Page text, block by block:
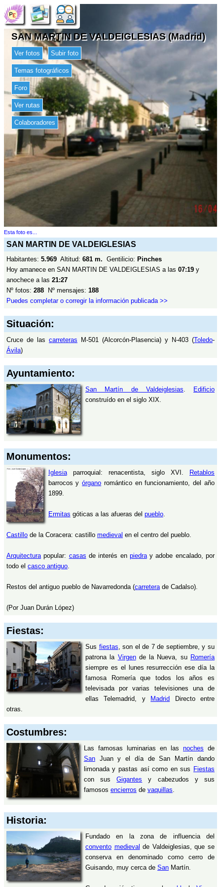
SAN MARTIN DE VALDEIGLESIAS (Madrid)
Ver fotos Subir foto
Temas fotográficos
Foro
Ver rutas
Colaboradores
Esta foto es...
SAN MARTIN DE VALDEIGLESIAS
Habitantes: 5.969 Altitud: 681 m. Gentilicio: Pinches
Hoy amanece en SAN MARTIN DE VALDEIGLESIAS a las 07:19 y
anochece a las 21:27
Nº fotos: 288 Nº mensajes: 188
Puedes completar o corregir la información publicada >>
Situación:
Cruce de las carreteras M-501 (Alcorcón-Plasencia) y N-403 (Toledo-
Ávila)
Ayuntamiento:
San Martín de Valdeiglesias.
Edificio
construído en el siglo XIX.
Monumentos:
Iglesiaparroquial: renacentista, siglo XVI.
Retablos
barrocos yórgano romántico en funcionamiento, del año
1899.
Ermitas góticas a las afueras del pueblo.
Castillo de la Coracera: castillo medieval en el centro del pueblo.
Arquitecturapopular: casas de interés en piedray adobe encalado, por
todo el casco antiguo.
Restos del antiguo pueblo de Navarredonda (carreterade Cadalso).
(Por Juan Durán López)
Fiestas:
Sus fiestas, son el de 7 de septiembre, y su
patrona la Virgende la Nueva, su Romería
siempre es el lunes resurrección ese día la
famosa Romería que todos los años es
televisada por varias televisiones una de
ellas Telemadrid, y
Madrid Directo entre
otras.
Costumbres:
Las famosas luminarias en las noches de
SanJuan y el día de San Martín dando
limonada y pastas así como en sus Fiestas
con susGigantes y cabezudos y sus
famosos encierros de vaquillas.
Historia:
Fundado en la zona de influencia del
convento medieval de Valdeiglesias, que se
conserva en denominado como cerro de
Guisando, muy cerca de San Martín.